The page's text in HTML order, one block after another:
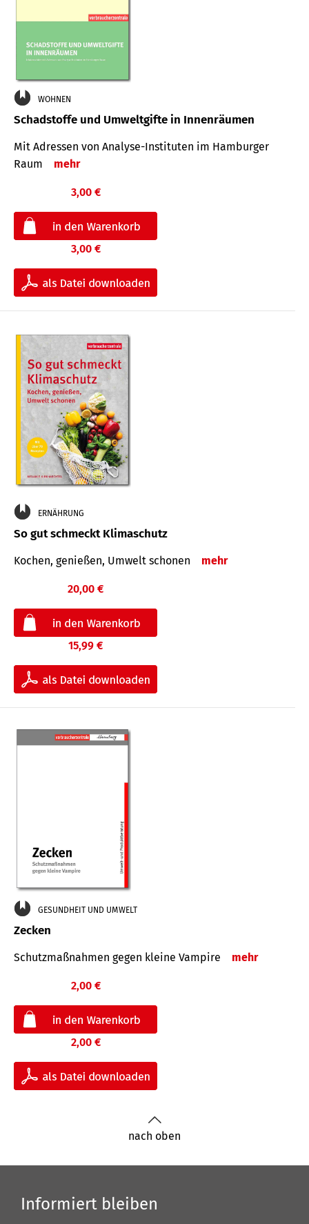
WOHNEN
Schadstoffe und Umweltgifte in Innenräumen
Mit Adressen von Analyse-Insti­tuten im Hamburger
Raum
mehr
3,00 €
3,00 €
ERNÄHRUNG
So gut schmeckt Klimaschutz
Kochen, genießen, Umwelt schonen mehr
20,00 €
15,99 €
GESUNDHEIT UND UMWELT
Zecken
Schutz­maß­nahmen gegen kleine Vampire mehr
2,00 €
2,00 €
nach oben
Informiert bleiben